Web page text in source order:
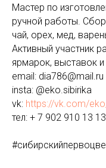
Мастер по
ручной работы.
чай, орех, мед,
Активный участник
ярмарок, выставок и
email: dia786@mail.ru
insta: @eko.sibirika
vk: https://vk.com/
тел: + 7 902 910 13 13